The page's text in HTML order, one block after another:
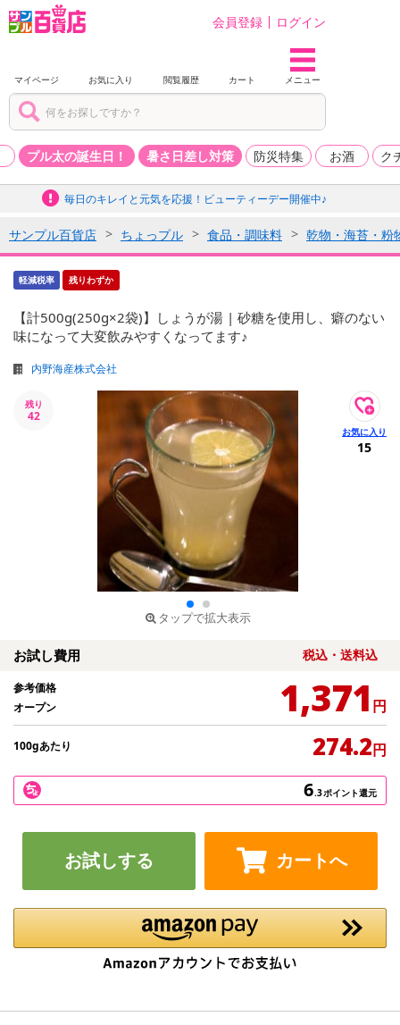
会員登録 ログイン
マイページ お気に入り 閲覧履歴 カート メニュー
プル太の誕生日！ 暑さ日差し対策 防災特集 お酒 ク
毎日のキレイと元気を応援！ビューティーデー開催中♪
サンプル百貨店 ちょっプル 食品・調味料 乾物・海苔・粉
軽減税率 残りわずか
【計500g(250g×2袋)】しょうが湯 | 砂糖を使用し、癖のない
味になって大変飲みやすくなってます♪
内野海産株式会社
残り
42
タップで拡大表示
15
お試し費用 税込・送料込
参考価格
オープン
1,371 円
100gあたり 274.2円
6.3ポイント還元
お試しする カートへ